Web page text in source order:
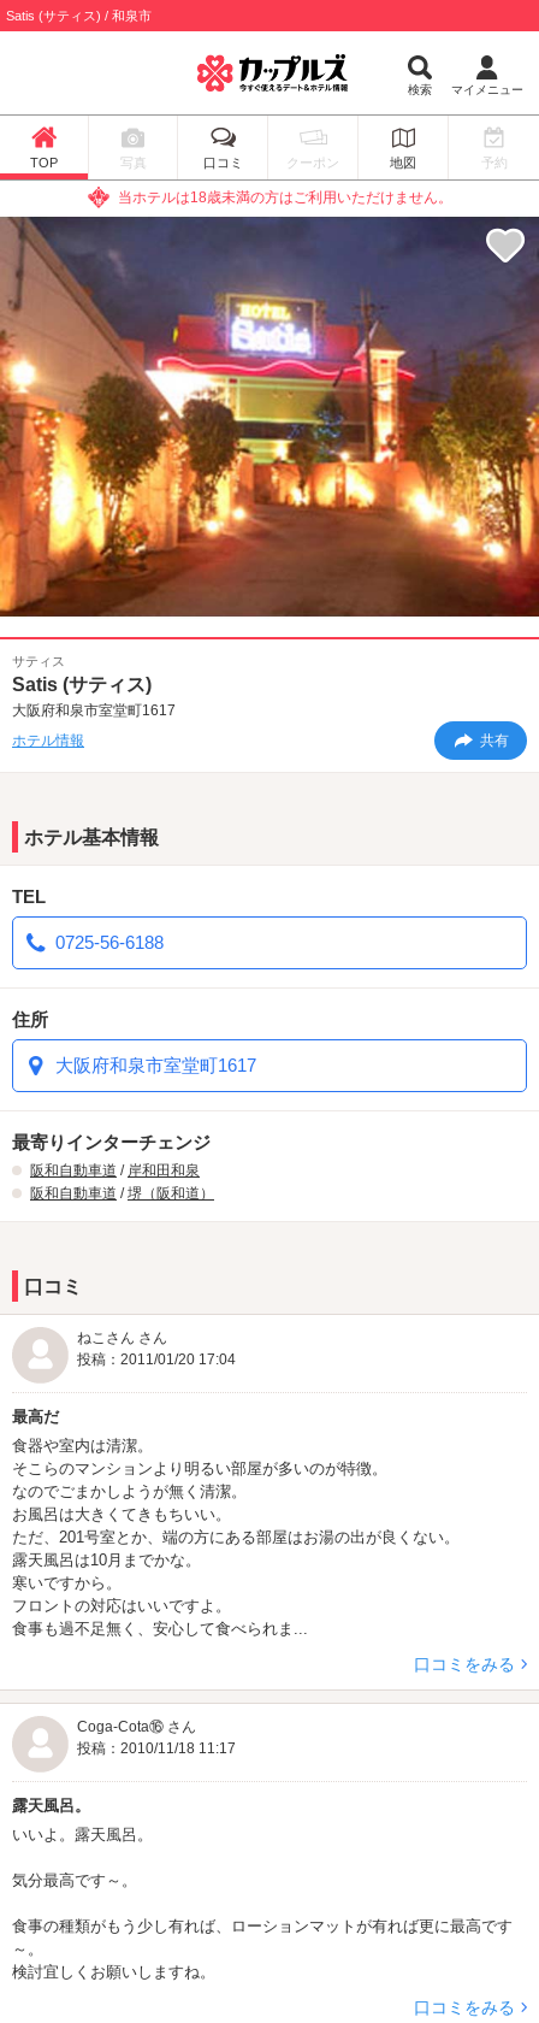
Satis (サティス) / 和泉市
検索 マイメニュー
TOP 写真 口コミ クーポン 地図 予約
当ホテルは18歳未満の方はご利用いただけません。
サティス
Satis (サティス)
大阪府和泉市室堂町1617
ホテル情報
共有
ホテル基本情報
TEL
0725-56-6188
住所
大阪府和泉市室堂町1617
最寄りインターチェンジ
阪和自動車道 / 岸和田和泉
阪和自動車道 /堺（阪和道）
口コミ
ねこさん さん
投稿：2011/01/20 17:04
最高だ
食器や室内は清潔。
そこらのマンションより明るい部屋が多いのが特徴。
なのでごまかしようが無く清潔。
お風呂は大きくてきもちいい。
ただ、201号室とか、端の方にある部屋はお湯の出が良くない。
露天風呂は10月までかな。
寒いですから。
フロントの対応はいいですよ。
食事も過不足無く、安心して食べられま...
口コミをみる
Coga-Cota⑯ さん
投稿：2010/11/18 11:17
露天風呂。
いいよ。露天風呂。
気分最高です～。
食事の種類がもう少し有れば、ローションマットが有れば更に最高です
～。
検討宜しくお願いしますね。
口コミをみる